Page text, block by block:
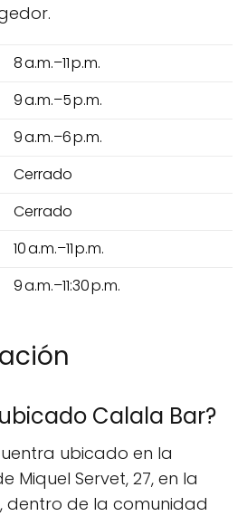
8 a.m.–11 p.m.
9 a.m.–5 p.m.
9 a.m.–6 p.m.
Cerrado
Cerrado
10 a.m.–11 p.m.
9 a.m.–11:30 p.m.
Calala Bar?
ubicado en la
Miquel Servet, 27, en la
dentro de la comunidad